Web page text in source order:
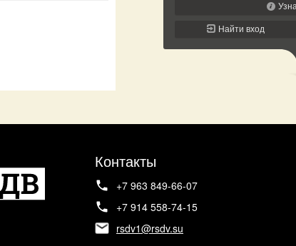
Контакты
+7 963 849-66-07
+7 914 558-74-15
rsdv1@rsdv.su